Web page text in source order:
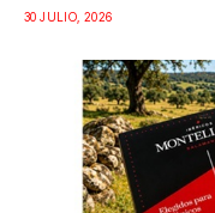
30 JULIO, 2026